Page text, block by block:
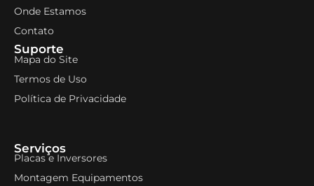
Onde Estamos
Contato
Suporte
Mapa do Site
Termos de Uso
Política de Privacidade
Serviços
Placas e Inversores
Montagem Equipamentos